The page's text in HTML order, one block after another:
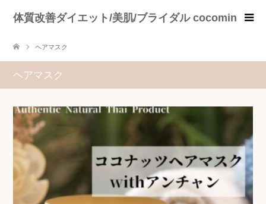
体質改善ダイエット/美肌/ブライダル cocomin
ヘアマスク
ヘアマスク